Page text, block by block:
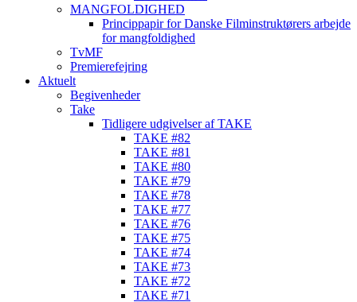
MANGFOLDIGHED
Princippapir for Danske Filminstruktørers arbejde
for mangfoldighed
TvMF
Premierefejring
Aktuelt
Begivenheder
Take
Tidligere udgivelser af TAKE
TAKE #82
TAKE #81
TAKE #80
TAKE #79
TAKE #78
TAKE #77
TAKE #76
TAKE #75
TAKE #74
TAKE #73
TAKE #72
TAKE #71